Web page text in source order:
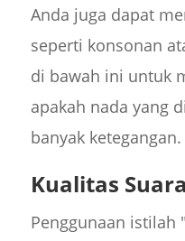
Anda juga dapat
seperti konsonan
di bawah ini untuk
apakah nada yang
banyak ketegangan.
Kualitas Suara
Penggunaan istilah